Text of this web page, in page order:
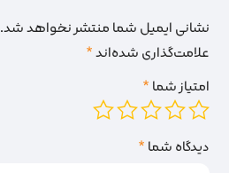
نشانی ایمیل شما منتشر نخواهد شد.
علامت‌گذاری شده‌اند*
امتیاز شما*
دیدگاه شما*